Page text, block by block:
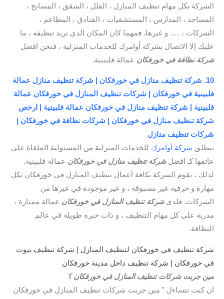
الشركة بكل مهام تنظيف المنازل ، الفلل ، الشقق ، المسابح ،
المساجد ، المدارس ، المستشفيات ، الفنادق ، المطاعم ،
الشركات ، …. و غيرها. فمهما كان المكان الذي تريد تنظيفه ، ما
عليك إلا الاتصال بشركة أوامرك للخدمات المنزلية ، فنحن افضل
شركة نظافة في خورفكان عمالة فلبينية.
10. شركة تنظيف منازل في خورفكان | شركة تنظيف منازل عمالة
فلبينية في خورفكان | شركات تنظيف المنازل في خورفكان عمالة
فلبينية | شركة تنظيف منازل في خورفكان عمالة فلبينية | ارخص
شركة تنظيف منازل في خورفكان | شركات نظافة في خورفكان |
شركات تنظيف منازل
تنطلق شركة أوامرك للخدمات المنزلية من المسئولية الملقاة على
عاتقها كـ افضلشركة تنظيف منازل في خورفكان عمالة فلبينية.
لذلك ، تقوم الشركة بكافة أعمال تنظيف المنازل في خورفكان بكل
مهارة و حرفية غير مسبوقة ، و غير موجودة في غيرها من
الشركات. فلدىشركة تنظيف المنازل في خورفكان عمالة ممتازة ،
مدربة على كل مهام التنظيف ، و ذات خبرة طويلة في عالم
النظافة.
شركة تنظيف في خورفكان لتنظيف المنازل | شركة تنظيف بيوت
في خورفكان | شركة تنظيف داخل مدينة خورفكان
مين جربت شركات تنظيف المنازل في خورفكان ؟
ان كنت تتساءل ” مين جربت شركات تنظيف المنازل في خورفكان